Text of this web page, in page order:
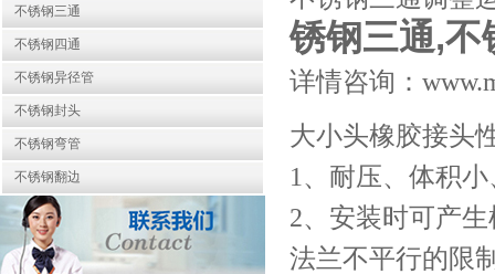
不锈钢三通
不锈钢四通
不锈钢异径管
不锈钢封头
不锈钢弯管
不锈钢翻边
锈钢三通,不
详情咨询：
大小头橡胶接头
1、耐压、体积
2、安装时可产
法兰不平行的限